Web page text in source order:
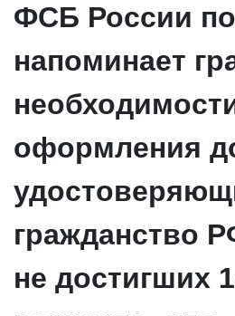
ФСБ России
напоминает
оформления
гражданство
не достигших